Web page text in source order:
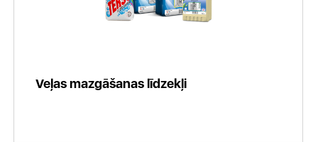
Veļas mazgāšanas līdzekļi